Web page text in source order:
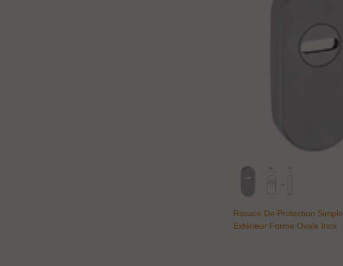
Ajouter Au Panier
Rosace De Protection Simple
Extérieur Forme Ovale Inox